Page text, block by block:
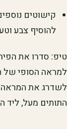
קישוטים
להוסיף צבע
טיפ: סדרו את
למראה הסופי של
לשדרג את
התותים מעל, ליד